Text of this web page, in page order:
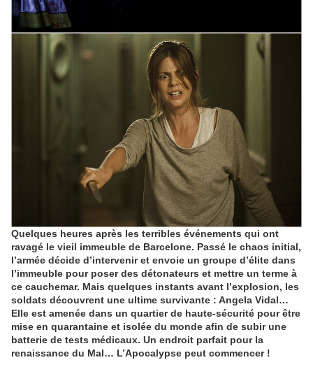
Quelques heures après les terribles événements qui ont
ravagé le vieil immeuble de Barcelone. Passé le chaos initial,
l’armée décide d’intervenir et envoie un groupe d’élite dans
l’immeuble pour poser des détonateurs et mettre un terme à
ce cauchemar. Mais quelques instants avant l’explosion, les
soldats découvrent une ultime survivante : Angela Vidal…
Elle est amenée dans un quartier de haute-sécurité pour être
mise en quarantaine et isolée du monde afin de subir une
batterie de tests médicaux. Un endroit parfait pour la
renaissance du Mal… L’Apocalypse peut commencer !